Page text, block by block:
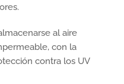
al aire
con la
contra los UV